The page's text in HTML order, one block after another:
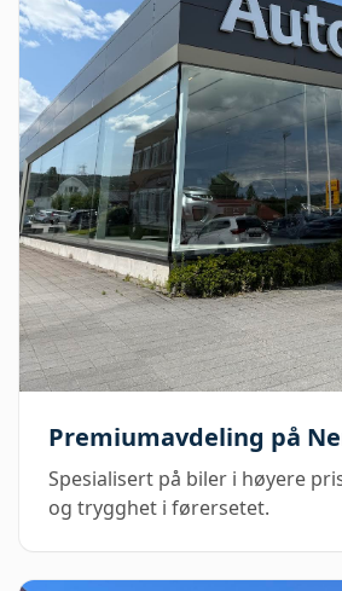
Premiumavdeling på
Spesialisert på biler i høyere
og trygghet i førersetet.